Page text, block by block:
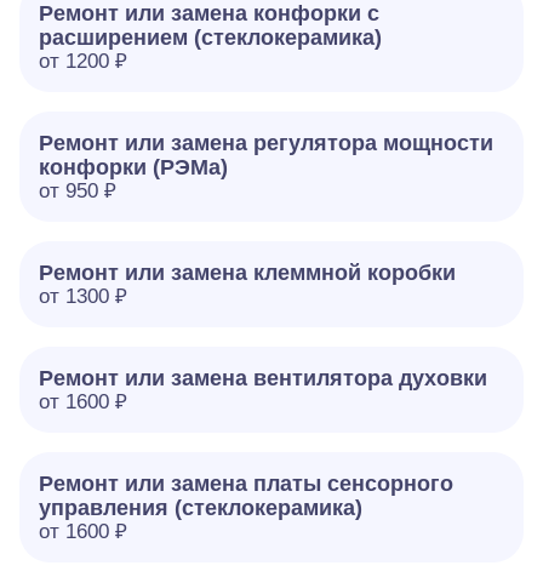
Ремонт или замена конфорки с
расширением (стеклокерамика)
от 1200 ₽
Ремонт или замена регулятора мощности
конфорки (РЭМа)
от 950 ₽
Ремонт или замена клеммной коробки
от 1300 ₽
Ремонт или замена вентилятора духовки
от 1600 ₽
Ремонт или замена платы сенсорного
управления (стеклокерамика)
от 1600 ₽